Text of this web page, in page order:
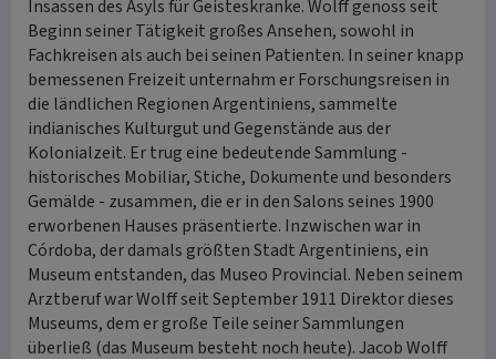
Insassen des Asyls für Geisteskranke. Wolff genoss seit
Beginn seiner Tätigkeit großes Ansehen, sowohl in
Fachkreisen als auch bei seinen Patienten. In seiner knapp
bemessenen Freizeit unternahm er Forschungsreisen in
die ländlichen Regionen Argentiniens, sammelte
indianisches Kulturgut und Gegenstände aus der
Kolonialzeit. Er trug eine bedeutende Sammlung -
historisches Mobiliar, Stiche, Dokumente und besonders
Gemälde - zusammen, die er in den Salons seines 1900
erworbenen Hauses präsentierte. Inzwischen war in
Córdoba, der damals größten Stadt Argentiniens, ein
Museum entstanden, das Museo Provincial. Neben seinem
Arztberuf war Wolff seit September 1911 Direktor dieses
Museums, dem er große Teile seiner Sammlungen
überließ (das Museum besteht noch heute). Jacob Wolff